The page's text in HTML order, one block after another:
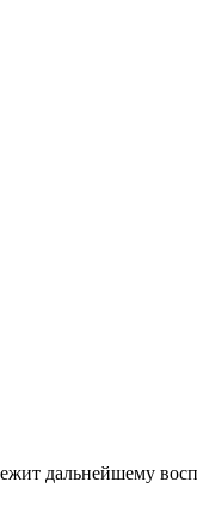
дальнейшему